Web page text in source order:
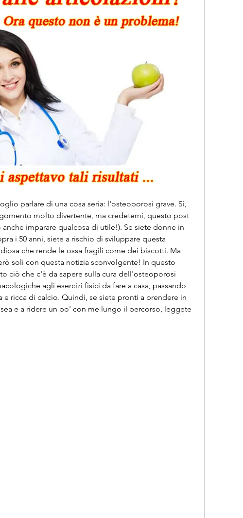
parlare di una cosa seria: l'osteoporosi grave. Sì,
molto divertente, ma credetemi, questo post
anche imparare qualcosa di utile!). Se siete donne in
i 50 anni, siete a rischio di sviluppare questa
che rende le ossa fragili come dei biscotti. Ma
soli con questa notizia sconvolgente! In questo
ciò che c'è da sapere sulla cura dell'osteoporosi
agli esercizi fisici da fare a casa, passando
e ricca di calcio. Quindi, se siete pronti a prendere in
e a ridere un po' con me lungo il percorso, leggete